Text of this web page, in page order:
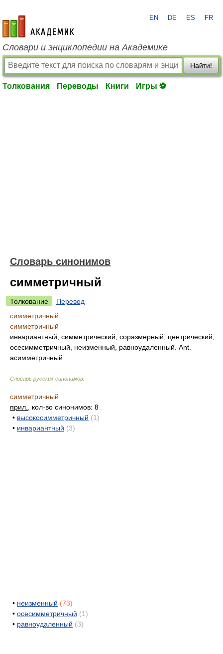
academic.ru
EN DE ES FR
Словари и энциклопедии на Академике
Найти!
Толкования Переводы Книги Игры ⚽
Словарь синонимов
симметричный
Толкование
Перевод
симметричный
симметричный
инвариантный, симметрический, соразмерный, центрический,
осесимметричный, неизменный, равноудаленный. Ant.
асимметричный
Словарь русских синонимов
симметричный
прил.
, кол-во синонимов: 8
• высокосимметричный (1)
• инвариантный (3)
• неизменный (73)
• осесимметричный (1)
• равноудаленный (3)